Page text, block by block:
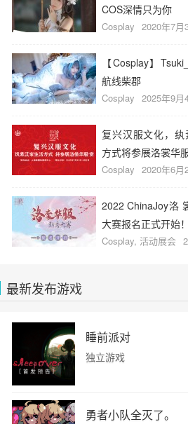
COS深情只为你
Cosplay 2020年7月
【Cosplay】
航线柴郡
Cosplay 2025年9月
复兴汉服文化，纨
方式将参展洛裳华
Cosplay 2020年6月
2022 ChinaJoy洛
大赛报名正式开始！
Cosplay, 活动展会
最新发布游戏
睡前派对
独立游戏
勇者小队全灭了。